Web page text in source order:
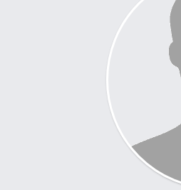
Optimierte Prozesse sind ein
Franchisesystems. RAINBOW
kontinuierliche Verbesserungen
Qualität sowie auf den Einsatz
Techniken bei Sanierungsarbeiten.
stets auf dem neuesten Stand der
Kund*innen den bestmöglichen
Die RAINBOW-Academy rundet das
Fort- und
Partner*innen und deren
Schulungs- und
Möglichkeit, dich und dein Team
weiterzuentwickeln und auf